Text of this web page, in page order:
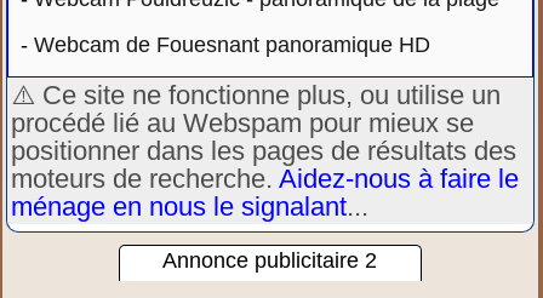
-Webcam de Fouesnant panoramique HD
⚠️ Ce site ne fonctionne plus, ou utilise un
procédé lié au Webspam pour mieux se
positionner dans les pages de résultats des
moteurs de recherche.Aidez-nous à faire le
ménage en nous le signalant...
Annonce publicitaire 2